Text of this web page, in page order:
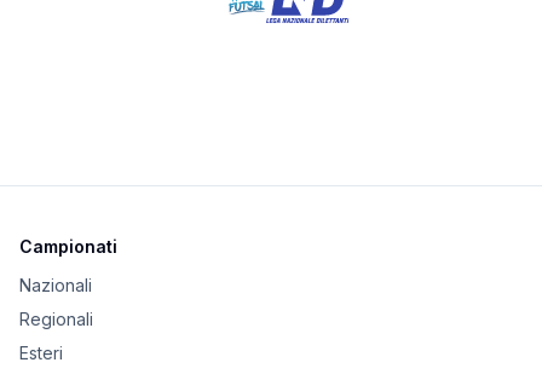
Campionati
Nazionali
Regionali
Esteri